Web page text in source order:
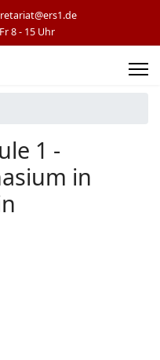
8 - 15 Uhr
1 -
in